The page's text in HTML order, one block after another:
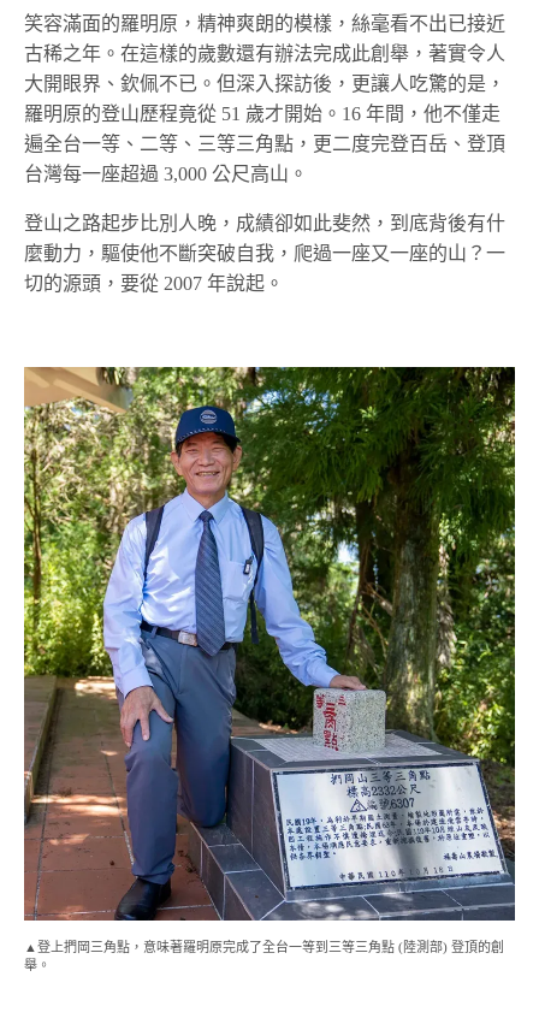
笑容滿面的羅明原，精神爽朗的模樣，絲毫看不出已接近
古稀之年。在這樣的歲數還有辦法完成此創舉，著實令人
大開眼界、欽佩不已。但深入探訪後，更讓人吃驚的是，
羅明原的登山歷程竟從 51 歲才開始。16 年間，他不僅走
遍全台一等、二等、三等三角點，更二度完登百岳、登頂
台灣每一座超過 3,000 公尺高山。
登山之路起步比別人晚，成績卻如此斐然，到底背後有什
麼動力，驅使他不斷突破自我，爬過一座又一座的山？一
切的源頭，要從 2007 年說起。
▲登上捫岡三角點，意味著羅明原完成了全台一等到三等三角點 (陸測部) 登頂的創
舉。